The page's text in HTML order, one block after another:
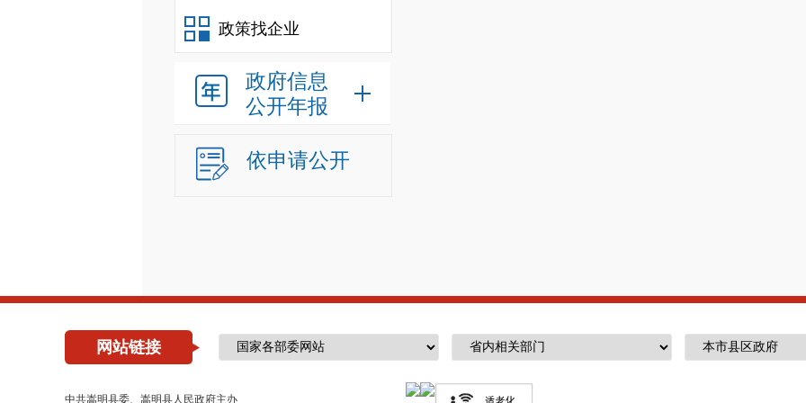
政策找企业
政府信息
公开年报
依申请公开
网站链接
中共嵩明县委、嵩明县人民政府主办